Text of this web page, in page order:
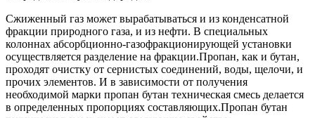
Сжиженный газ может вырабатываться и из конденсатной
фракции природного газа, и из нефти. В специальных
колоннах абсорбционно-газофракционирующей установки
осуществляется разделение на фракции.Пропан, как и бутан,
проходят очистку от сернистых соединений, воды, щелочи, и
прочих элементов. И в зависимости от получения
необходимой марки пропан бутан техническая смесь делается
в определенных пропорциях составляющих.Пропан бутан